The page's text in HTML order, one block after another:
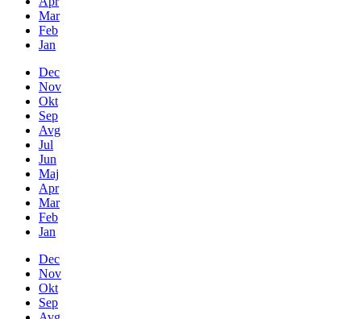
Mar
Feb
Jan
Dec
Nov
Okt
Sep
Avg
Jul
Jun
Maj
Apr
Mar
Feb
Jan
Dec
Nov
Okt
Sep